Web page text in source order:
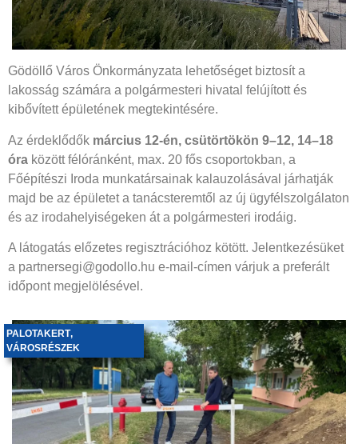
Gödöllő Város Önkormányzata lehetőséget biztosít a
lakosság számára a polgármesteri hivatal felújított és
kibővített épületének megtekintésére.
Az érdeklődők március 12-én, csütörtökön 9–12, 14–18
óra között félóránként, max. 20 fős csoportokban, a
Főépítészi Iroda munkatársainak kalauzolásával járhatják
majd be az épületet a tanácsteremtől az új ügyfélszolgálaton
és az irodahelyiségeken át a polgármesteri irodáig.
A látogatás előzetes regisztrációhoz kötött. Jelentkezésüket
a partnersegi@godollo.hu e-mail-címen várjuk a preferált
időpont megjelölésével.
PALOTAKERT,
VÁROSRÉSZEK